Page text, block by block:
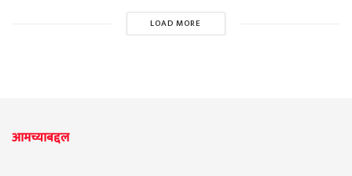
LOAD MORE
आमच्याबद्दल